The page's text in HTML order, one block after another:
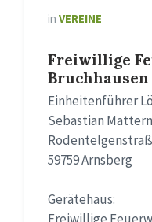
in VEREINE
Freiwillige
Bruchhausen
Einheitenführer
Sebastian Mattern
59759 Arnsberg
Gerätehaus: